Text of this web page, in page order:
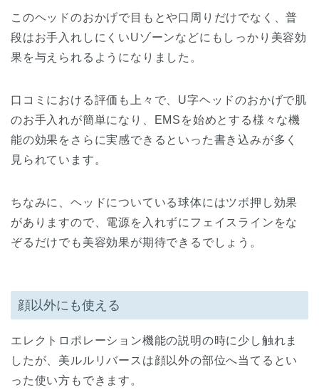
このヘッドのおかげで目もとや口周りだけでなく、普
段はお手入れしにくいUゾーンなどにもしっかり美容効
果を与えられるようになりました。
口コミにおける評価も上々で、U字ヘッドのおかげで肌
のお手入れが簡単になり、EMSを始めとする様々な機
能の効果をさらに実感できるといった書き込みが多く
見られています。
ちなみに、ヘッドについている球体にはツボ押し効果
がありますので、電源を入れずにフェイスラインをな
ぞるだけでも美容効果が期待できるでしょう。
顔以外にも使える
エレクトロポレーション機能の説明の時に少し触れま
したが、美ルルリバースは顔以外の部位へ当てるとい
った使い方もできます。